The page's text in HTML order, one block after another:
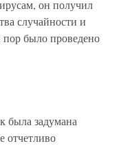
он получил
случайности и
было проведено
была задумана
отчетливо